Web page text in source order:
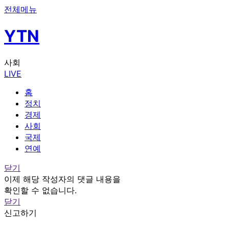
전체메뉴
YTN
사회
LIVE
홈
정치
경제
사회
국제
연예
닫기
이제 해당 작성자의 댓글 내용을
확인할 수 없습니다.
닫기
신고하기